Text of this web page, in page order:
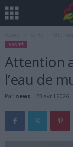
SANTÉ
Attention
l’eau de
Par news - 23 avril 2026